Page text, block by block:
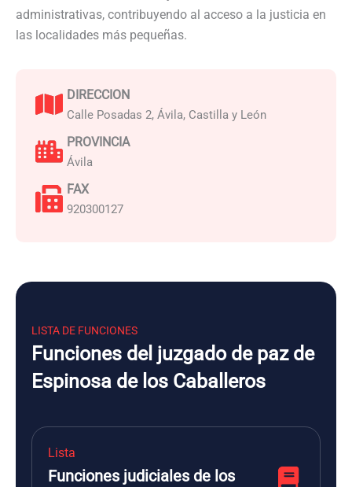
administrativas, contribuyendo al acceso a la justicia en
las localidades más pequeñas.
DIRECCION
Calle Posadas 2, Ávila, Castilla y León
PROVINCIA
Ávila
FAX
920300127
LISTA DE FUNCIONES
Funciones del juzgado de paz de
Espinosa de los Caballeros
Lista
Funciones judiciales de los